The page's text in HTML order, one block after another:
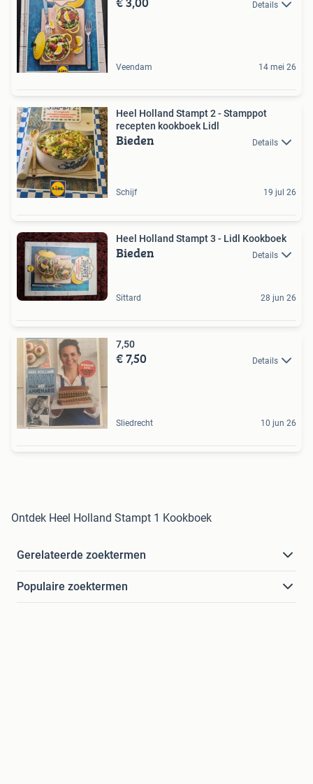
Details
Veendam 14 mei 26
Heel Holland Stampt 2 - Stamppot
recepten kookboek Lidl
Bieden Details
Schijf 19 jul 26
Heel Holland Stampt 3 - Lidl Kookboek
Bieden Details
Sittard 28 jun 26
7,50
€ 7,50 Details
Sliedrecht 10 jun 26
Ontdek Heel Holland Stampt 1 Kookboek
Gerelateerde zoektermen
Populaire zoektermen